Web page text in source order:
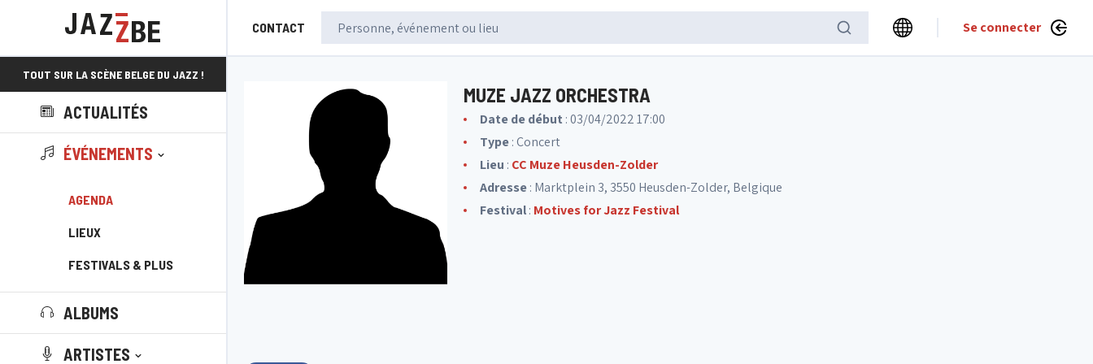
CONTACT Se connecter
TOUT SUR LA SCÈNE BELGE DU JAZZ !
ACTUALITÉS
ÉVÉNEMENTS
AGENDA
LIEUX
FESTIVALS & PLUS
ALBUMS
ARTISTES
MUZE JAZZ ORCHESTRA
Date de début : 03/04/2022 17:00
Type: Concert
Lieu : CC Muze Heusden-Zolder
Adresse: Marktplein 3, 3550 Heusden-Zolder, Belgique
Festival: Motives for Jazz Festival